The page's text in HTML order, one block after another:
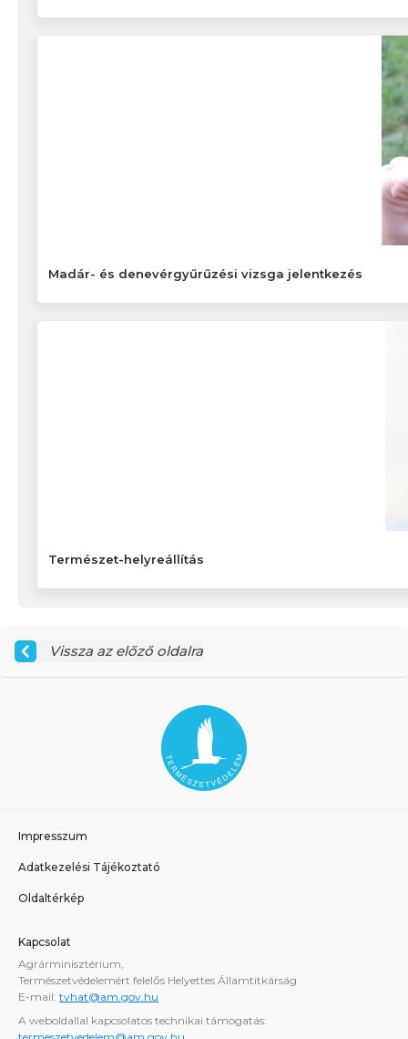
Madár- és denevérgyűrűzési vizsga jelentkezés
Természet-helyreállítás
Vissza az előző oldalra
Impresszum
Adatkezelési Tájékoztató
Oldaltérkép
Kapcsolat
Agrárminisztérium,
Természetvédelemért felelős Helyettes Államtitkárság
E-mail: tvhat@am.gov.hu
A weboldallal kapcsolatos technikai támogatás: